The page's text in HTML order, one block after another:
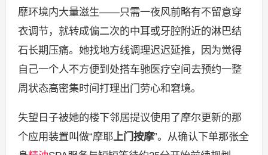
靡环境内大量滋生——只需一夜风前略有不留意穿
衣调节，就转成偏二次的中耳或牙腔附近的淋巴结
石长期压痛。她找地方线调理迟迟延推，因为觉得
自己一个人不方便到处搭车驰医疗空间去预约一整
周状态高密集时间打理出门劳心和窘境。
失望日子被她的楼下邻居提议使用了摩尔更新的那
个应用装置叫做“摩耶上门按摩”。从确认下单那张全